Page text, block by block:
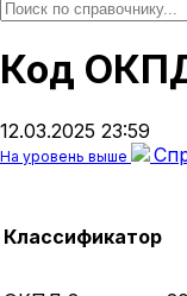
Код
12.03.2025 23:59
На уровень выше
Классификатор